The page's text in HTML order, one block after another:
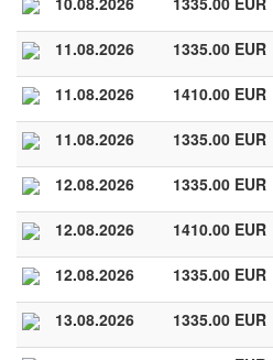
11.08.2026 1335.00 EUR
11.08.2026 1410.00 EUR
11.08.2026 1335.00 EUR
12.08.2026 1335.00 EUR
12.08.2026 1410.00 EUR
12.08.2026 1335.00 EUR
13.08.2026 1335.00 EUR